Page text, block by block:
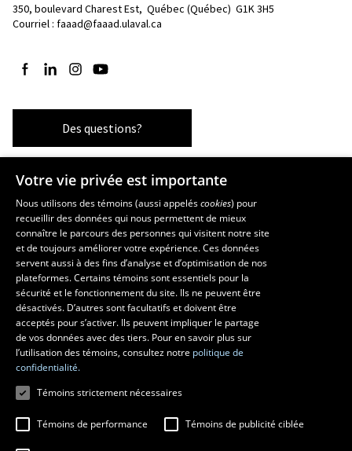
350, boulevard Charest Est, Québec (Québec)  G1K 3H5
Courriel : faaad@faaad.ulaval.ca
Suivez-nous sur Facebook
Suivez-nous sur LinkedIn
Suivez-nous sur Instagram
Suivez-nous sur YouTube
Des questions?
Les écoles et la recherche
École supérieure d’aménagement du territoire et de développement
régional
École d’architecture
École d’art
École de design
Centre de recherche en aménagement et développement
Votre vie privée est importante
Nous utilisons des témoins (aussi appeléscookies) pour
recueillir des données qui nous permettent de mieux
connaître le parcours des personnes qui visitent notre site
et de toujours améliorer votre expérience. Ces données
servent aussi à des fins d’analyse et d’optimisation de nos
plateformes. Certains témoins sont essentiels pour la
sécurité et le fonctionnement du site. Ils ne peuvent être
désactivés. D’autres sont facultatifs et doivent être
acceptés pour s’activer. Ils peuvent impliquer le partage
de vos données avec des tiers. Pour en savoir plus sur
l’utilisation des témoins, consultez notre politique de
confidentialité.
Témoins strictement nécessaires
Témoins de performance Témoins de publicité ciblée